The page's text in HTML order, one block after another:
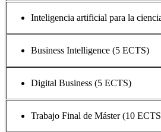
Inteligencia artificial para la
Business Intelligence (5 ECTS)
Digital Business (5 ECTS)
Trabajo Final de Máster (10